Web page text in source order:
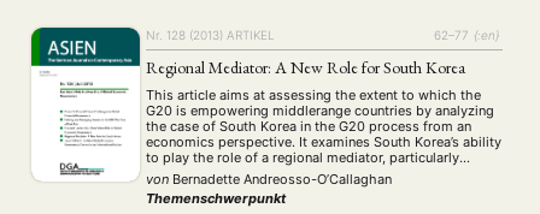
Religion (75) Sozialwissenschaften Sprachkurse (8)
Stellenausschreibung (661) Stipendium (53) Studium (21)
Summer School (10) Symposium (32) Tagung (500) Tourismus
Umwelt (45) Veranstaltung (788) Webinar (28) Wirtschaft (199)
Workshop (126)
MITGLIEDSCHAFT DATENSCHUTZERKLÄRUNG
MITGLIEDERBEREICH KONTAKT
Nr. 128 (2013) ARTIKEL 62–77 {:en}
Regional Mediator: A New Role for South Korea
This article aims at assessing the extent to which the
G20 is empowering middlerange countries by analyzing
the case of South Korea in the G20 process from an
economics perspective. It examines South Korea’s ability
to play the role of a regional mediator, particularly
through its active role in hosting one of the post-GFC
summits, …
von Bernadette Andreosso-O’Callaghan
Themenschwerpunkt